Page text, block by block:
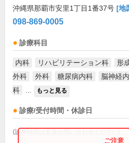
沖縄県那覇市安里1丁目1番37号 [地
098-869-0005
診療科目
内科 リハビリテーション科 形
外科
外科 糖尿病内科 脳神経
科
もっと見る
診療/受付時間・休診日
(診療時間は直接お問い合わせください)